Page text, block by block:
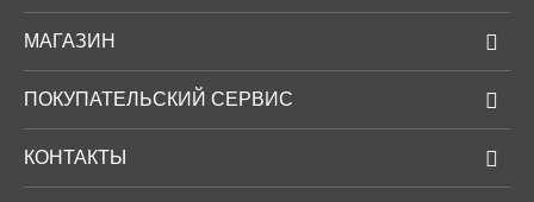
МАГАЗИН
ПОКУПАТЕЛЬСКИЙ СЕРВИС
КОНТАКТЫ